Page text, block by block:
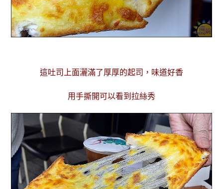
這吐司上面灑滿了厚厚的起司，味道好香
用手撕開可以看到拉絲秀